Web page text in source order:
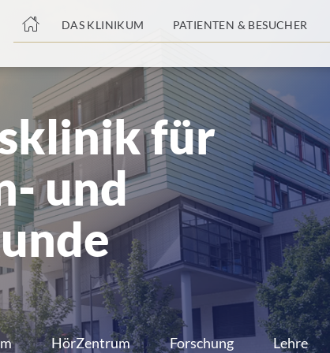
DAS KLINIKUM PATIENTEN & BESUCHER
für
und
HörZentrum Forschung Lehre